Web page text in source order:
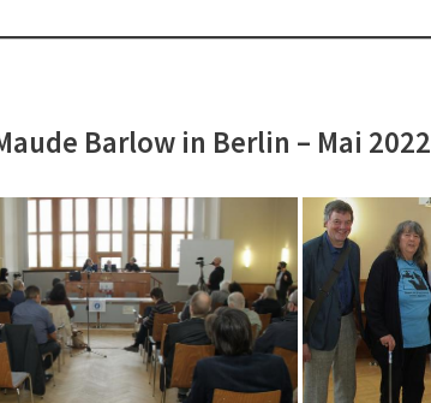
Barlow in Berlin – Mai 2022